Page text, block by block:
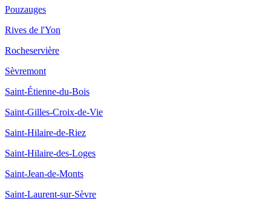
Pouzauges
Rives de l'Yon
Rocheservière
Sèvremont
Saint-Étienne-du-Bois
Saint-Gilles-Croix-de-Vie
Saint-Hilaire-de-Riez
Saint-Hilaire-des-Loges
Saint-Jean-de-Monts
Saint-Laurent-sur-Sèvre